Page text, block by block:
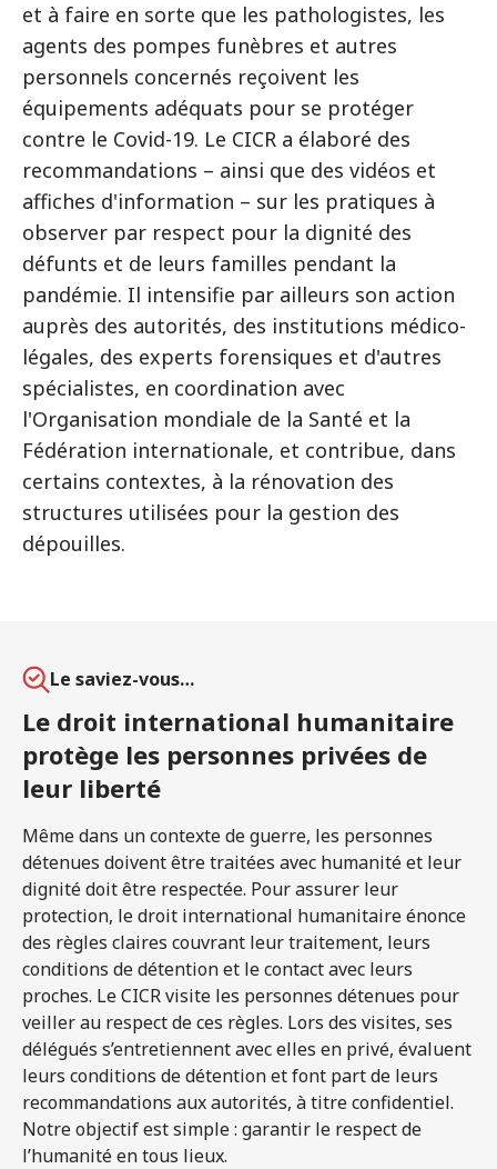
et à faire en sorte que les pathologistes, les
agents des pompes funèbres et autres
personnels concernés reçoivent les
équipements adéquats pour se protéger
contre le Covid-19. Le CICR a élaboré des
recommandations – ainsi que des vidéos et
affiches d'information – sur les pratiques à
observer par respect pour la dignité des
défunts et de leurs familles pendant la
pandémie. Il intensifie par ailleurs son action
auprès des autorités, des institutions médico-
légales, des experts forensiques et d'autres
spécialistes, en coordination avec
l'Organisation mondiale de la Santé et la
Fédération internationale, et contribue, dans
certains contextes, à la rénovation des
structures utilisées pour la gestion des
dépouilles.
Le saviez-vous…
Le droit international humanitaire
protège les personnes privées de
leur liberté
Même dans un contexte de guerre, les personnes
détenues doivent être traitées avec humanité et leur
dignité doit être respectée. Pour assurer leur
protection, le droit international humanitaire énonce
des règles claires couvrant leur traitement, leurs
conditions de détention et le contact avec leurs
proches. Le CICR visite les personnes détenues pour
veiller au respect de ces règles. Lors des visites, ses
délégués s’entretiennent avec elles en privé, évaluent
leurs conditions de détention et font part de leurs
recommandations aux autorités, à titre confidentiel.
Notre objectif est simple : garantir le respect de
l’humanité en tous lieux.